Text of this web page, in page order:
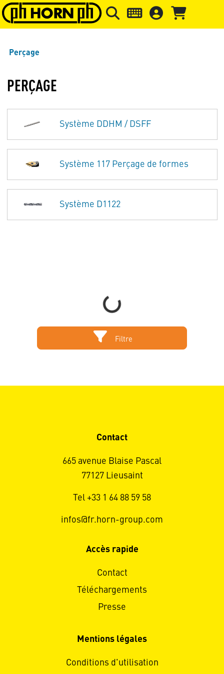
Skip to main content Passer à l'en-tête de la page
Perçage
PERÇAGE
Système DDHM / DSFF
Système 117 Perçage de formes
Système D1122
Loading...
Filtre
Contact
665 avenue Blaise Pascal
77127 Lieusaint
Tel +33 1 64 88 59 58
infos@fr.horn-group.com
Accès rapide
Contact
Téléchargements
Presse
Mentions légales
Conditions d'utilisation